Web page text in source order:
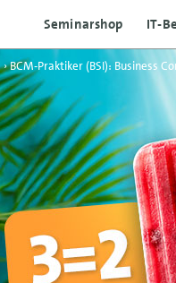
Seminarshop IT-
›BCM-Praktiker (BSI): Business